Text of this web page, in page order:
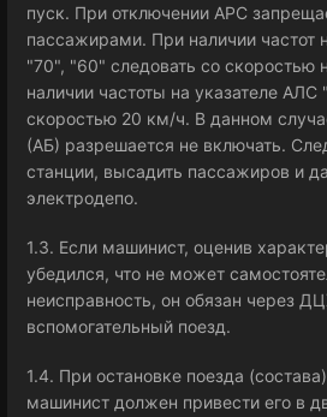
пуск. При отключении АРС
пассажирами. При наличии частот
"70", "60" следовать со скоростью
наличии частоты на указателе АЛС
скоростью 20 км/ч. В данном
(АБ) разрешается не включать.
станции, высадить пассажиров и
электродепо.
1.3. Если машинист, оценив
убедился, что не может
неисправность, он обязан через
вспомогательный поезд.
1.4. При остановке поезда
машинист должен привести его в